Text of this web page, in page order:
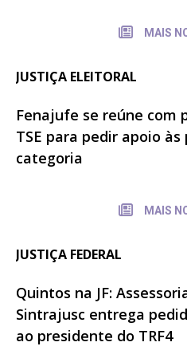
MAIS
JUSTIÇA ELEITORAL
Fenajufe se reúne com
TSE para pedir apoio às
categoria
MAIS
JUSTIÇA FEDERAL
Quintos na JF:
Sintrajusc entrega
ao presidente do TRF4